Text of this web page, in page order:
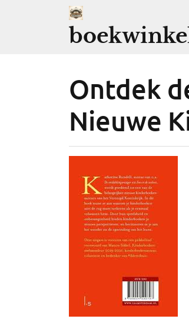
Ontdek
Nieuwe